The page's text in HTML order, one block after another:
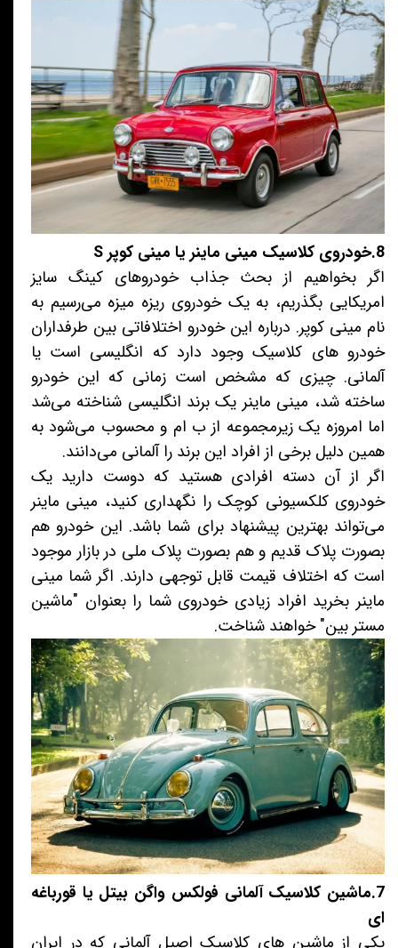
8.خودروی کلاسیک مینی ماینر یا مینی کوپر S
اگر بخواهیم از بحث جذاب خودروهای کینگ سایز
امریکایی بگذریم، به یک خودروی ریزه میزه می‌رسیم به
نام مینی کوپر. درباره این خودرو اختلافاتی بین طرفداران
خودرو های کلاسیک وجود دارد که انگلیسی است یا
آلمانی. چیزی که مشخص است زمانی که این خودرو
ساخته شد، مینی ماینر یک برند انگلیسی شناخته می‌شد
اما امروزه یک زیرمجموعه از ب ام و محسوب می‌شود به
همین دلیل برخی از افراد این برند را آلمانی می‌دانند.
اگر از آن دسته افرادی هستید که دوست دارید یک
خودروی کلکسیونی کوچک را نگهداری کنید، مینی ماینر
می‌تواند بهترین پیشنهاد برای شما باشد. این خودرو هم
بصورت پلاک قدیم و هم بصورت پلاک ملی در بازار موجود
است که اختلاف قیمت قابل توجهی دارند. اگر شما مینی
ماینر بخرید افراد زیادی خودروی شما را بعنوان "ماشین
مستر بین" خواهند شناخت.
7.ماشین کلاسیک آلمانی فولکس واگن بیتل یا قورباغه
ای
یکی از ماشین های کلاسیک اصیل آلمانی که در ایران